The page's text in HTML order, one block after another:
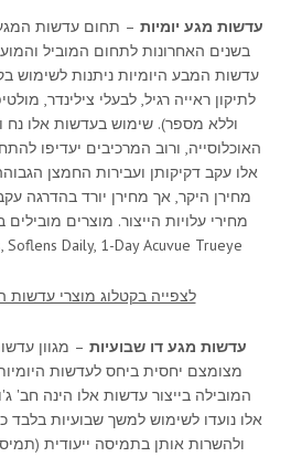
עדשות מגע יומיות – תחום עדשות
בשנים האחרונות לתחום המוביל
עדשות המבע היומיות ניתנות לשימוש
לתיקון ראייה רגיל, לבעלי צילינדר,
וללא מספר). שימוש בעדשות אלו נח
האוכלוסייה, ורוב המרכיבים יעדיפו
אלו עקב דקיקותן ועבירות החמצן
מחירן היקר, אך מחירן יורד בהדרגה
Soflens Daily, 1-Day Acuvue Trueye.
לצפייה בקטלוג מוצרי עדשות
עדשות מגע דו שבועיות – מגוון
מצומצם יחסית ביחס לעדשות
המובילה בייצור עדשות אלו הינה חב'
אלו נועדו לשימוש למשך שבועיות בלבד
ולהשרות אותן בתמיסה ייעודית